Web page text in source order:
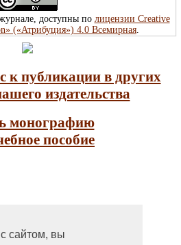
сайтом, вы
доступны по лицензии Creative
(«Атрибуция») 4.0 Всемирная.
к публикации в других
издательства
монографию
пособие